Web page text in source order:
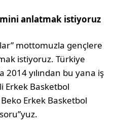
anlatmak istiyoruz
mottomuzla gençlere
istiyoruz. Türkiye
2014 yılından bu yana iş
Erkek Basketbol
Beko Erkek Basketbol